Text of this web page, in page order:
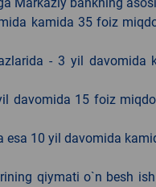
kamida 35 foiz
- 3 yil
davomida 15 foiz
esa 10 yil davomida
qiymati o`n besh